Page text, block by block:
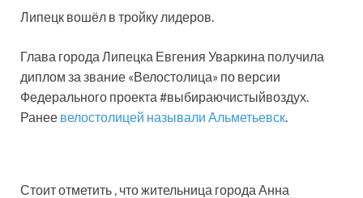
Липецк вошёл в тройку лидеров.
Глава города Липецка Евгения Уваркина получила
диплом за звание «Велостолица» по версии
Федерального проекта #выбираючистыйвоздух.
Ранее велостолицей называли Альметьевск.
Стоит отметить , что жительница города Анна